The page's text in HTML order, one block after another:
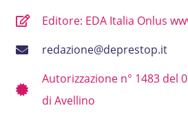
Editore: EDA Italia Onlus
redazione@deprestop.it
Autorizzazione n° 1483 del
di Avellino